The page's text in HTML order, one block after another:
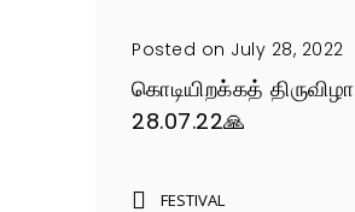
Posted on July 28, 2022
கொடியிறக்கத் திருவிழா
28.07.22🙏
FESTIVAL